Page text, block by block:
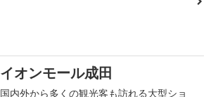
イオンモール成田
国内外から多くの観光客も訪れる大型ショ